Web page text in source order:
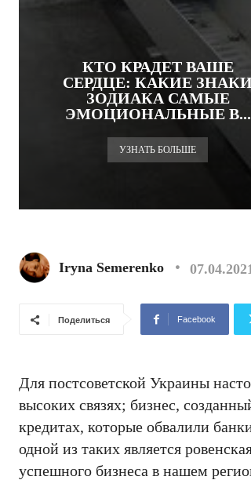
КТО КРАДЕТ ВАШЕ
СЕРДЦЕ: КАКИЕ
ЗОДИАКА САМЫЕ
ЭМОЦИОНАЛЬНЫЕ В...
УЗНАТЬ БОЛЬШЕ
Iryna Semerenko 07.04.2021
Поделиться Facebook
Для постсоветской Украины
высоких связях; бизнес,
кредитах, которые обвалили
одной из таких является
успешного бизнеса в нашем